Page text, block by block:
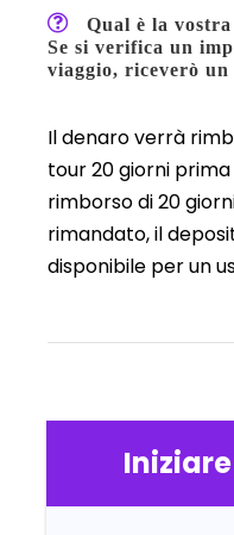
Qual è la
Se si verifica un
viaggio, riceverò un
Il denaro verrà
tour 20 giorni
rimborso di 20
rimandato, il
disponibile per un